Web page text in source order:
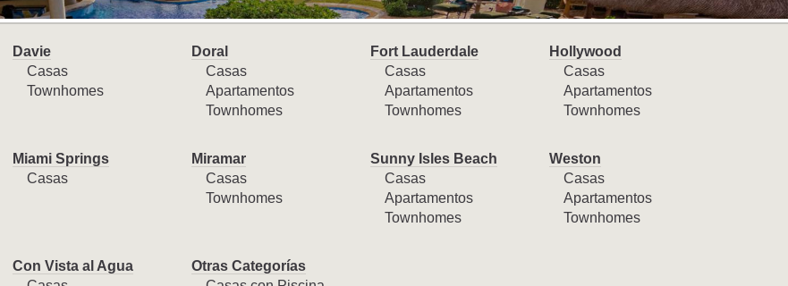
Davie
Casas
Townhomes
Doral
Casas
Apartamentos
Townhomes
Fort Lauderdale
Casas
Apartamentos
Townhomes
Hollywood
Casas
Apartamentos
Townhomes
Miami Springs
Casas
Miramar
Casas
Townhomes
Sunny Isles Beach
Casas
Apartamentos
Townhomes
Weston
Casas
Apartamentos
Townhomes
Con Vista al Agua
Otras Categorías